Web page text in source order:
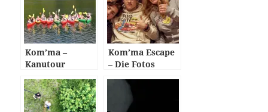
Kom’ma –
Kanutour
Kom’ma Escape
– Die Fotos